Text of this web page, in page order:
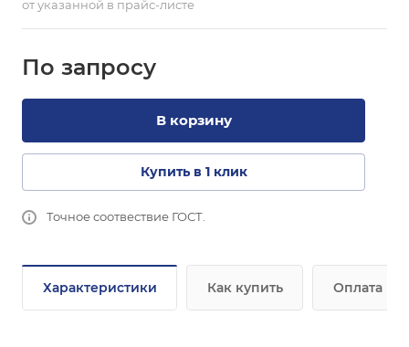
от указанной в прайс-листе
По запросу
В корзину
Купить в 1 клик
Точное соотвествие ГОСТ.
Характеристики Как купить Оплата